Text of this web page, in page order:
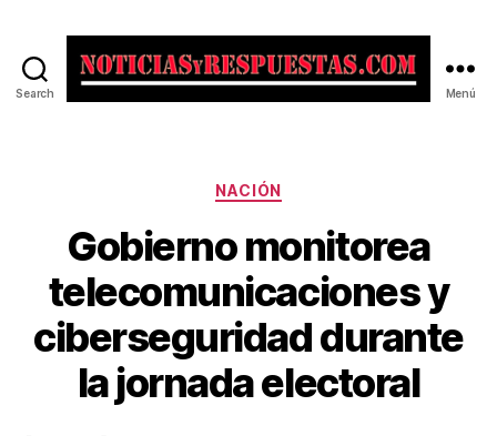
Search Menú
Categorías
NACIÓN
Gobierno monitorea
telecomunicaciones y
ciberseguridad durante
la jornada electoral